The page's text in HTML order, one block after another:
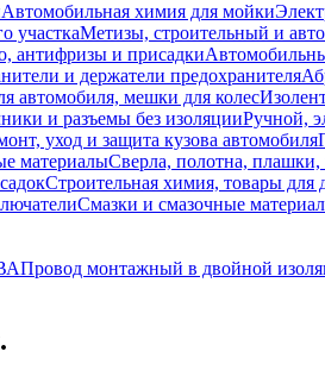
Автомобильная химия для мойки
участкаМетизы, строительный и
антифризы и присадки
и держатели предохранителя
автомобиля, мешки для колес
и разъемы без изоляцииРучной,
уход и защита кузова автомобиля
материалыСверла, полотна,
Строительная химия, товары для
Смазки и смазочные
Провод монтажный в двойной